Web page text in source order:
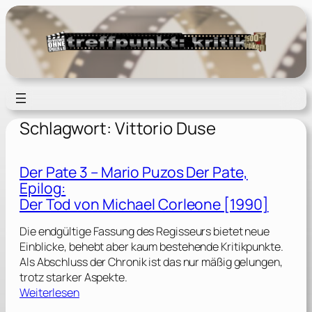
Zum
Inhalt
springen
Schlagwort: Vittorio Duse
Der Pate 3 – Mario Puzos Der Pate,
Epilog:
Der Tod von Michael Corleone [1990]
Die endgültige Fassung des Regisseurs bietet neue
Einblicke, behebt aber kaum bestehende Kritikpunkte.
Als Abschluss der Chronik ist das nur mäßig gelungen,
trotz starker Aspekte.
Weiterlesen: